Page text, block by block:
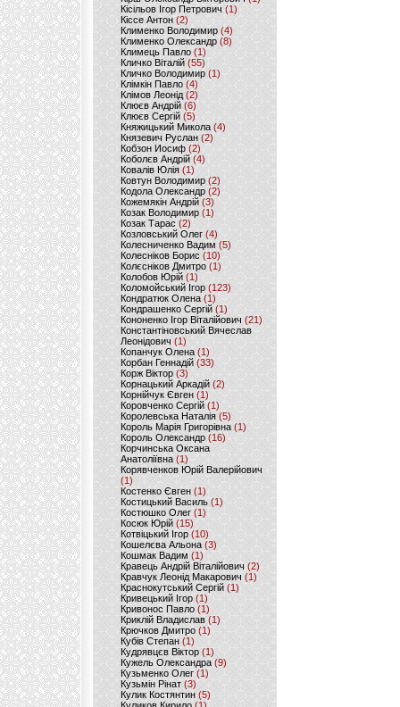
Кісільов Ігор Петрович (1)
Кіссе Антон (2)
Клименко Володимир(4)
Клименко Олександр (8)
Климець Павло (1)
Кличко Віталій(55)
Кличко Володимир (1)
Клімкін Павло (4)
Клімов Леонід(2)
Клюєв Андрій(6)
Клюєв Сергій (5)
Княжицький Микола(4)
Князевич Руслан (2)
Кобзон Иосиф(2)
Коболєв Андрій (4)
Ковалів Юлія(1)
Ковтун Володимир (2)
Кодола Олександр (2)
Кожемякін Андрій (3)
Козак Володимир (1)
Козак Тарас (2)
Козловський Олег(4)
Колесниченко Вадим (5)
Колесніков Борис (10)
Колєсніков Дмитро (1)
Колобов Юрій (1)
Коломойський Ігор (123)
Кондратюк Олена(1)
Кондрашенко Сергій (1)
Кононенко Ігор Віталійович (21)
Константіновський Вячеслав
Леонідович (1)
Копанчук Олена (1)
Корбан Геннадій (33)
Корж Віктор (3)
Корнацький Аркадій (2)
Корнійчук Євген (1)
Коровченко Сергій (1)
Королевська Наталія(5)
Король Марія Григорівна (1)
Король Олександр (16)
Корчинська Оксана
Анатоліївна (1)
Корявченков Юрій Валерійович
(1)
Костенко Євген (1)
Костицький Василь (1)
Костюшко Олег (1)
Косюк Юрій (15)
Котвіцький Ігор (10)
Кошелєва Альона(3)
Кошмак Вадим (1)
Кравець Андрій Віталійович (2)
Кравчук Леонід Макарович (1)
Краснокутський Сергій (1)
Кривецький Ігор (1)
Кривонос Павло (1)
Криклій Владислав (1)
Крючков Дмитро(1)
Кубів Степан(1)
Кудрявцєв Віктор (1)
Кужель Олександра (9)
Кузьменко Олег (1)
Кузьмін Рінат(3)
Кулик Костянтин(5)